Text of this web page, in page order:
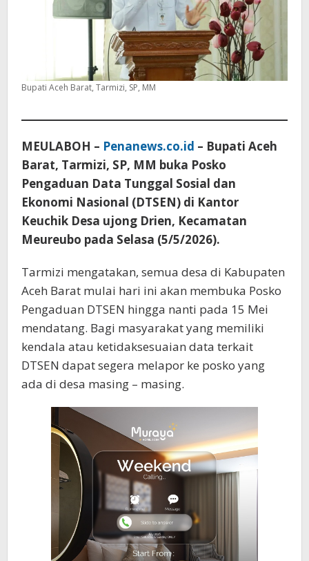
Bupati Aceh Barat, Tarmizi, SP, MM
MEULABOH – Penanews.co.id – Bupati Aceh
Barat, Tarmizi, SP, MM buka Posko
Pengaduan Data Tunggal Sosial dan
Ekonomi Nasional (DTSEN) di Kantor
Keuchik Desa ujong Drien, Kecamatan
Meureubo pada Selasa (5/5/2026).
Tarmizi mengatakan, semua desa di Kabupaten
Aceh Barat mulai hari ini akan membuka Posko
Pengaduan DTSEN hingga nanti pada 15 Mei
mendatang. Bagi masyarakat yang memiliki
kendala atau ketidaksesuaian data terkait
DTSEN dapat segera melapor ke posko yang
ada di desa masing – masing.